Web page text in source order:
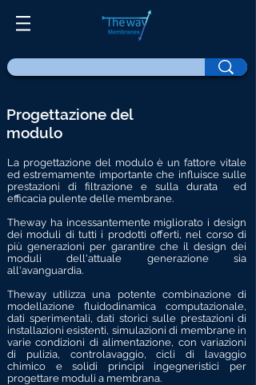
Progettazione del
modulo
La progettazione del modulo è un fattore vitale
ed estremamente importante che influisce sulle
prestazioni di filtrazione e sulla durata
ed
efficacia pulente delle membrane.
Theway ha incessantemente migliorato i design
dei moduli di tutti i prodotti offerti, nel corso di
più generazioni per garantire che il design dei
moduli dell'attuale generazione sia
all'avanguardia.
Theway utilizza una potente combinazione di
modellazione fluidodinamica computazionale,
dati sperimentali, dati storici sulle prestazioni di
installazioni esistenti, simulazioni di membrane in
varie condizioni di alimentazione, con variazioni
di pulizia, controlavaggio, cicli di lavaggio
chimico e solidi principi ingegneristici per
progettare moduli a membrana.